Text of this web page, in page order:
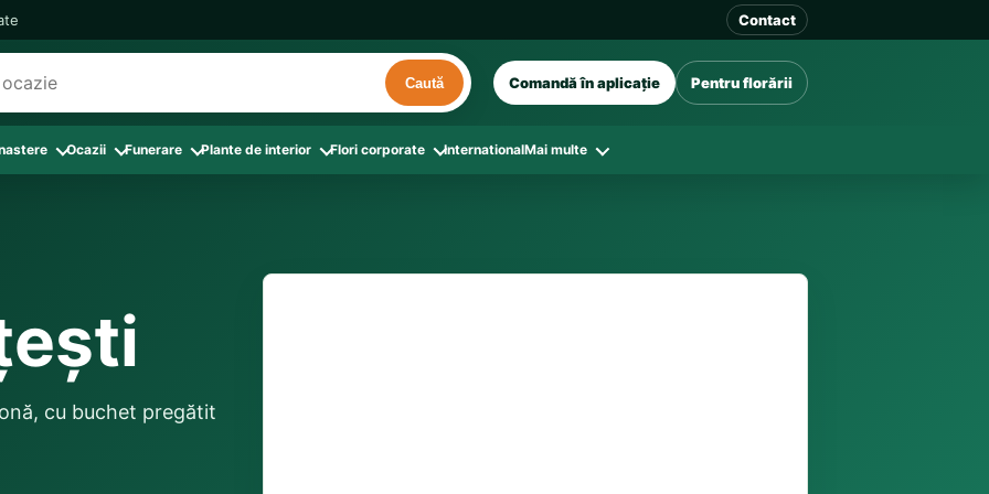
Contact
Caută Comandă în aplicație Pentru florării
rosii
Mama
Prieteni
Sotie
Ocazii
Flori nou-nascut si botez
Flori pentru aniversari
Funerare
Buchete funerare
Plante de interior
flori
Flori corporate InternationalMai multe
Flori de Florii
Flori de Paste
Flori de primavara
cu buchet pregătit